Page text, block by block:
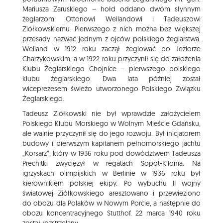
Mariusza Zaruskiego – hołd oddano dwóm słynnym
żeglarzom: Ottonowi Weilandowi i Tadeuszowi
Ziółkowskiemu. Pierwszego z nich można bez większej
przesady nazwać jednym z ojców polskiego żeglarstwa.
Weiland w 1912 roku zaczął żeglować po Jeziorze
Charzykowskim, a w 1922 roku przyczynił się do założenia
Klubu Żeglarskiego Chojnice – pierwszego polskiego
klubu żeglarskiego. Dwa lata później został
wiceprezesem świeżo utworzonego Polskiego Związku
Żeglarskiego.
Tadeusz Ziółkowski nie był wprawdzie założycielem
Polskiego Klubu Morskiego w Wolnym Mieście Gdańsku,
ale walnie przyczynił się do jego rozwoju. Był inicjatorem
budowy i pierwszym kapitanem pełnomorskiego jachtu
„Korsarz”, który w 1936 roku pod dowództwem Tadeusza
Prechitki zwyciężył w regatach Sopot-Kilonia. Na
igrzyskach olimpijskich w Berlinie w 1936 roku był
kierownikiem polskiej ekipy. Po wybuchu II wojny
światowej Ziółkowskiego aresztowano i przewieziono
do obozu dla Polaków w Nowym Porcie, a następnie do
obozu koncentracyjnego Stutthof. 22 marca 1940 roku